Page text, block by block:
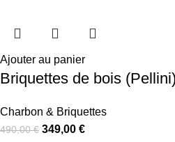
Ajouter au panier
Briquettes de bois
Charbon & Briquettes
490,00€ 349,00 €